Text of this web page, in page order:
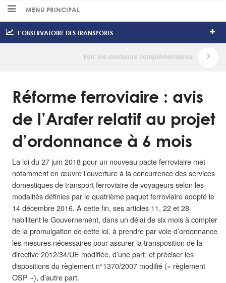
MENU PRINCIPAL
L'OBSERVATOIRE DES TRANSPORTS
Réforme ferroviaire : avis
de l’Arafer relatif au projet
d’ordonnance à 6 mois
La loi du 27 juin 2018 pour un nouveau pacte ferroviaire met
notamment en œuvre l’ouverture à la concurrence des services
domestiques de transport ferroviaire de voyageurs selon les
modalités définies par le quatrième paquet ferroviaire adopté le
14 décembre 2016. A cette fin, ses articles 11, 22 et 28
habilitent le Gouvernement, dans un délai de six mois à compter
de la promulgation de cette loi, à prendre par voie d’ordonnance
les mesures nécessaires pour assurer la transposition de la
directive 2012/34/UE modifiée, d’une part, et préciser les
dispositions du règlement n°1370/2007 modifié (« règlement
OSP »), d’autre part.